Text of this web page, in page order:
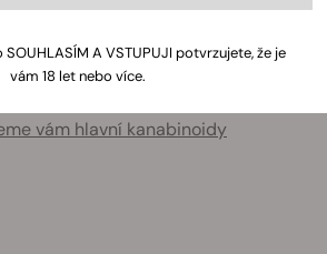
vytvářeny: biosyntéza
vám hlavní kanabinoidy
A VSTUPUJI potvrzujete, že je
vám 18 let nebo více.